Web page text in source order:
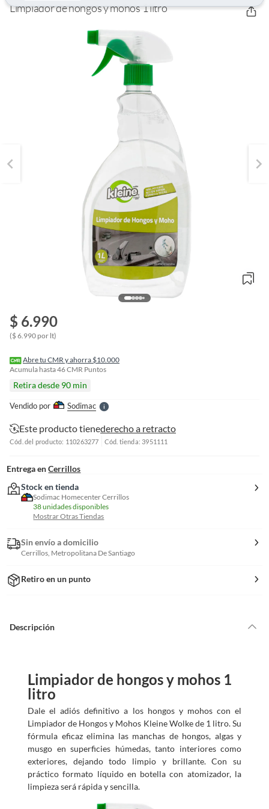
r
a
Limpiador de hongos y mohos 1 litro
$ 6.990
($ 6.990 por lt)
Abre tu CMR y ahorra $10.000
Acumula hasta46CMR Puntos
Retira desde 90 min
Vendido por SodimacS
e
r
Este producto tienederecho a retracto
Cód. del producto: 110263277 Cód. tienda: 3951111
Entrega en Cerrillos
Stock en tienda
Sodimac Homecenter Cerrillos
38 unidades disponibles
Mostrar Otras Tiendas
Sin envío a domicilio
Cerrillos, Metropolitana De Santiago
Retiro en un punto
Descripción
Limpiador de hongos y mohos 1
litro
Dale el adiós definitivo a los hongos y mohos con el
Limpiador de Hongos y Mohos Kleine Wolke de 1 litro. Su
fórmula eficaz elimina las manchas de hongos, algas y
musgo en superficies húmedas, tanto interiores como
exteriores, dejando todo limpio y brillante. Con su
práctico formato líquido en botella con atomizador, la
limpieza será rápida y sencilla.